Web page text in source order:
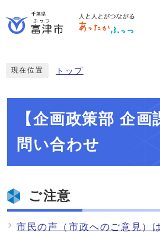
現在位置 トップ
【企画政策部 企
問い合わせ
ご注意
市民の声（市政へのご意見）